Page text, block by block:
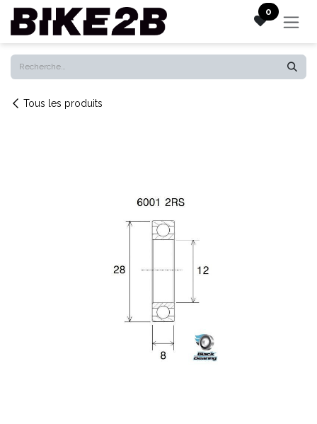
Se rendre au contenu 0
Tous les produits